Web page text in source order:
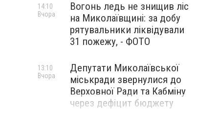
Вогонь ледь не знищив ліс
на Миколаївщині: за добу
рятувальники ліквідували
31 пожежу, - ФОТО
14:10
Вчора
Депутати Миколаївської
міськради звернулися до
Верховної Ради та Кабміну
через дефіцит бюджету
13:10
Вчора